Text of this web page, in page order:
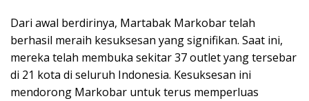
Dari awal berdirinya, Martabak Markobar telah
berhasil meraih kesuksesan yang signifikan. Saat ini,
mereka telah membuka sekitar 37 outlet yang tersebar
di 21 kota di seluruh Indonesia. Kesuksesan ini
mendorong Markobar untuk terus memperluas